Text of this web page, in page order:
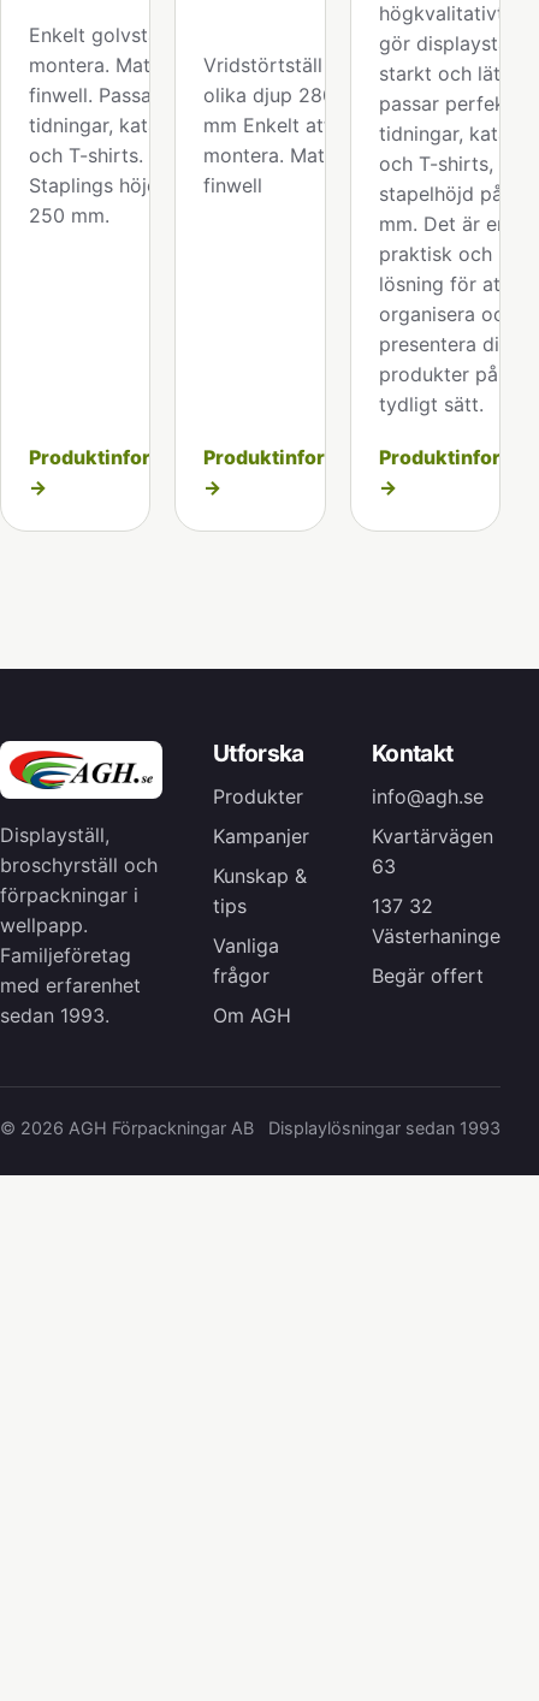
Enkelt golvställ att
montera. Material
finwell. Passar för
tidningar, kataloger
och T-shirts.
Staplings höjd ca
250 mm.
Produktinformation
→
Vridstörtställ med 2
olika djup 280/430
mm Enkelt att
montera. Material
finwell
Produktinformation
→
högkvalitativt,
gör displaystället
starkt och lätt.
passar perfekt
tidningar,
och T-shirts,
stapelhöjd på ca
mm. Det är en
praktisk och
lösning för att
organisera och
presentera dina
produkter på ett
tydligt sätt.
→
Displayställ,
broschyrställ och
förpackningar i
wellpapp.
Familjeföretag
med erfarenhet
sedan 1993.
Utforska
Produkter
Kampanjer
Kunskap &
tips
Vanliga
frågor
Om AGH
Kontakt
info@agh.se
Kvartärvägen
63
137 32
Västerhaninge
Begär offert
© 2026 AGH Förpackningar AB Displaylösningar sedan 1993